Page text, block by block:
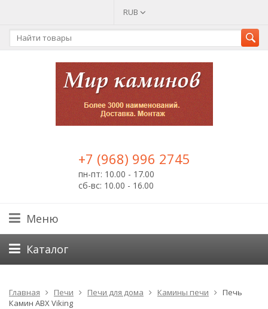
RUB
+7 (968) 996 2745
пн-пт: 10.00 - 17.00
сб-вс: 10.00 - 16.00
Меню
Каталог
Главная Печи Печи для дома Камины печи
Печь
Камин ABX Viking